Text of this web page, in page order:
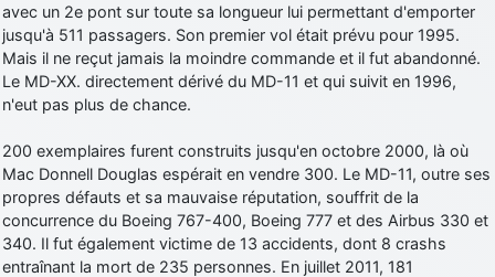
avec un 2e pont sur toute sa longueur lui permettant d'emporter
jusqu'à 511 passagers. Son premier vol était prévu pour 1995.
Mais il ne reçut jamais la moindre commande et il fut abandonné.
Le MD-XX. directement dérivé du MD-11 et qui suivit en 1996,
n'eut pas plus de chance.
200 exemplaires furent construits jusqu'en octobre 2000, là où
Mac Donnell Douglas espérait en vendre 300. Le MD-11, outre ses
propres défauts et sa mauvaise réputation, souffrit de la
concurrence du Boeing 767-400, Boeing 777 et des Airbus 330 et
340. Il fut également victime de 13 accidents, dont 8 crashs
entraînant la mort de 235 personnes. En juillet 2011, 181